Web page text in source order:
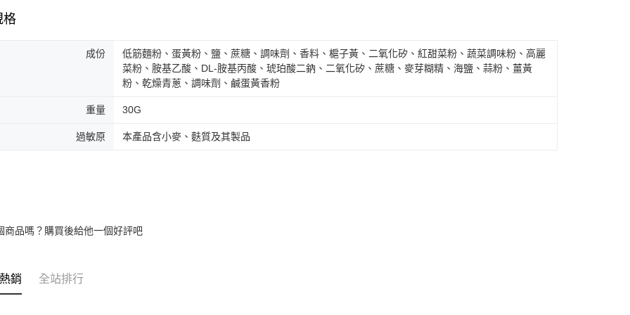
格
成份
低筋麵粉、蛋黃粉、鹽、蔗糖、調味劑、香料、槴子黃、二氧化矽、紅甜菜粉、蔬菜調味粉、高麗
菜粉、胺基乙酸、DL-胺基丙酸、琥珀酸二鈉、二氧化矽、蔗糖、麥芽糊精、海鹽、蒜粉、薑黃
粉、乾燥青蔥、調味劑、鹹蛋黃香粉
重量 30G
過敏原 本產品含小麥、麩質及其製品
商品嗎？購買後給他一個好評吧
銷 全站排行